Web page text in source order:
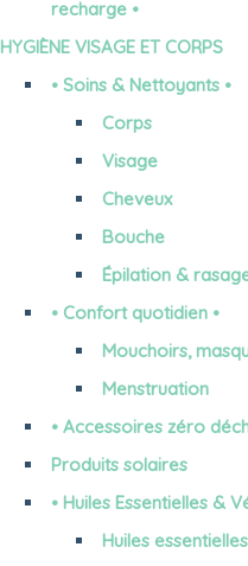
recharge •
HYGIÈNE VISAGE ET CORPS
• Soins & Nettoyants •
Corps
Visage
Cheveux
Bouche
Épilation &
• Confort quotidien •
Mouchoirs,
Menstruation
• Accessoires zéro
Produits solaires
• Huiles Essentielles &
Huiles essentielles